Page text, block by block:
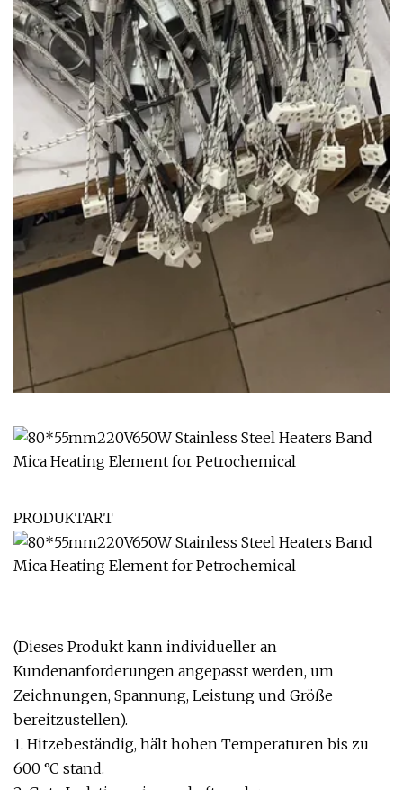
PRODUKTART
(Dieses Produkt kann individueller an
Kundenanforderungen angepasst werden, um
Zeichnungen, Spannung, Leistung und Größe
bereitzustellen).
1. Hitzebeständig, hält hohen Temperaturen bis zu
600 °C stand.